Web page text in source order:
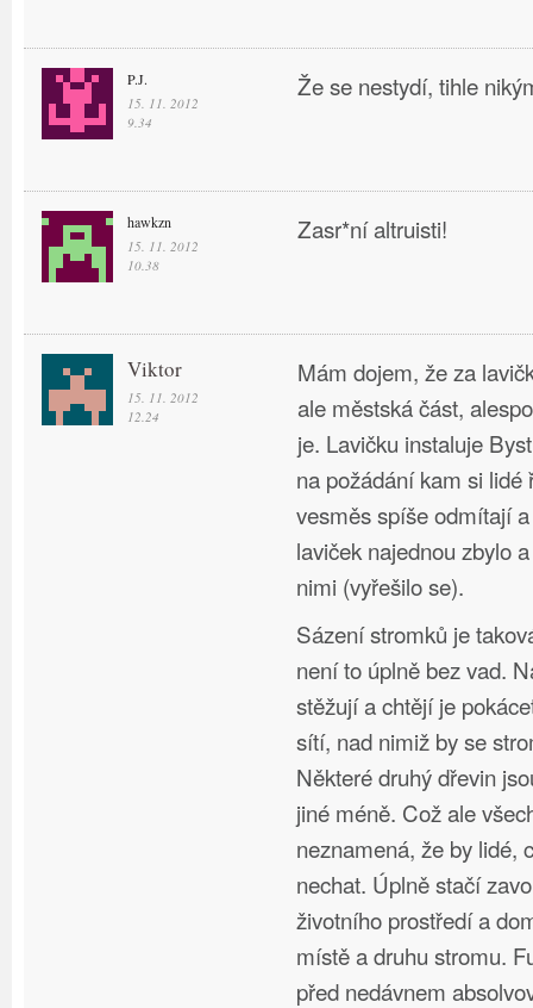
P.J.
15. 11. 2012
9.34
Že se nestydí, tihle
hawkzn
15. 11. 2012
10.38
Zasr*ní altruisti!
Viktor
15. 11. 2012
12.24
Mám dojem, že za
ale městská část,
je. Lavičku instaluje
na požádání kam si lidé
vesměs spíše odmítají
laviček najednou zbylo
nimi (vyřešilo se).
Sázení stromků je
není to úplně bez vad.
stěžují a chtějí je
sítí, nad nimiž by se
Některé druhý dřevin
jiné méně. Což ale
neznamená, že by lidé,
nechat. Úplně stačí
životního prostředí a
místě a druhu stromu.
před nedávnem